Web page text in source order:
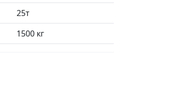
25т
1500 кг